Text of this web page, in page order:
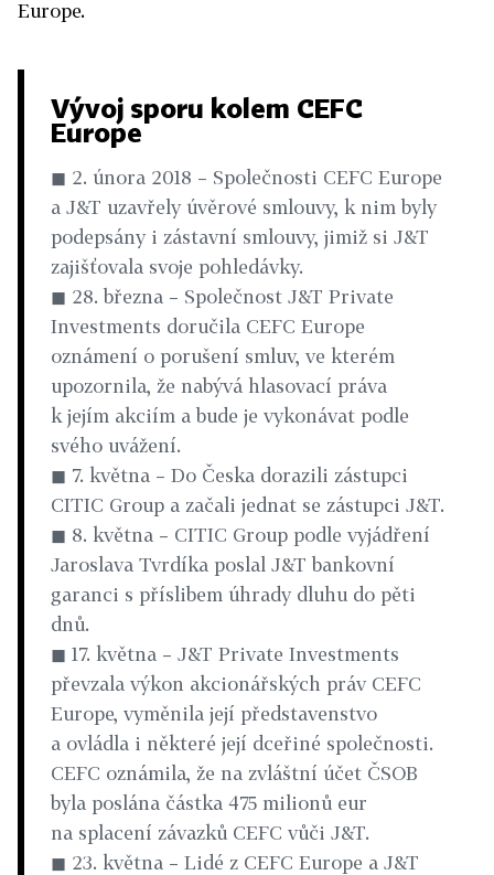
Europe.
Vývoj sporu kolem CEFC
Europe
◼ 2. února 2018 – Společnosti CEFC Europe
a J&T uzavřely úvěrové smlouvy, k nim byly
podepsány i zástavní smlouvy, jimiž si J&T
zajišťovala svoje pohledávky.
◼ 28. března – Společnost J&T Private
Investments doručila CEFC Europe
oznámení o porušení smluv, ve kterém
upozornila, že nabývá hlasovací práva
k jejím akciím a bude je vykonávat podle
svého uvážení.
◼ 7. května – Do Česka dorazili zástupci
CITIC Group a začali jednat se zástupci J&T.
◼ 8. května – CITIC Group podle vyjádření
Jaroslava Tvrdíka poslal J&T bankovní
garanci s příslibem úhrady dluhu do pěti
dnů.
◼ 17. května – J&T Private Investments
převzala výkon akcionářských práv CEFC
Europe, vyměnila její představenstvo
a ovládla i některé její dceřiné společnosti.
CEFC oznámila, že na zvláštní účet ČSOB
byla poslána částka 475 milionů eur
na splacení závazků CEFC vůči J&T.
◼ 23. května – Lidé z CEFC Europe a J&T